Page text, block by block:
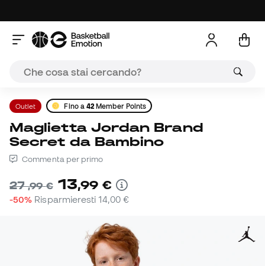
Outlet Fino a42 Member Points
Maglietta Jordan Brand
Secret da Bambino
Commenta per primo
27,99 € 13,99 €
-50% Risparmieresti14,00 €